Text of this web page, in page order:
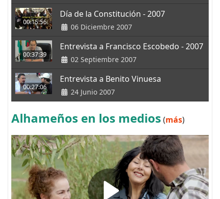
00:15:56
Día de la Constitución - 2007
06 Diciembre 2007
00:37:39
Entrevista a Francisco Escobedo - 2007
02 Septiembre 2007
00:27:06
Entrevista a Benito Vinuesa
24 Junio 2007
Alhameños en los medios (más)